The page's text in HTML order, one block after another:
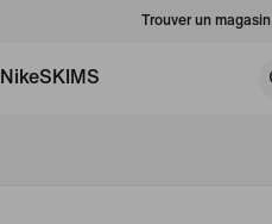
Trouver un magasin
NikeSKIMS